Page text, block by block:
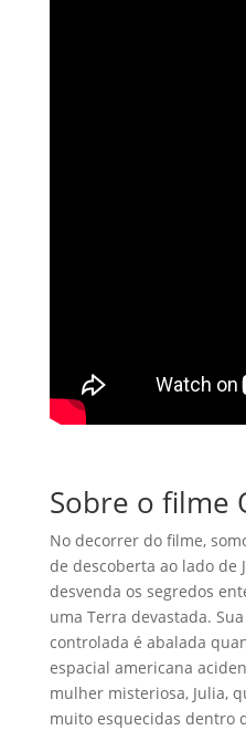
Sobre o filme
No decorrer do filme,
de descoberta ao lado de
desvenda os segredos
uma Terra devastada.
controlada é abalada
espacial americana
mulher misteriosa, Julia,
muito esquecidas dentro